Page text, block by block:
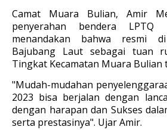
Camat Muara Bulian, Amir
penyerahan bendera
menandakan bahwa resmi
Bajubang Laut sebagai tuan
Tingkat Kecamatan Muara Bulian
"Mudah-mudahan
2023 bisa berjalan dengan
dengan harapan dan Sukses
serta prestasinya". Ujar Amir.